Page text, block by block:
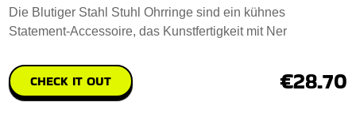
Die Blutiger Stahl Stuhl Ohrringe sind ein kühnes
Statement-Accessoire, das Kunstfertigkeit mit Ner
CHECK IT OUT €28.70